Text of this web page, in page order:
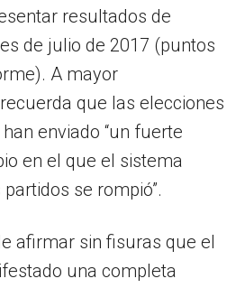
resultados de
de julio de 2017 (puntos
A mayor
que las elecciones
enviado “un fuerte
en el que el sistema
se rompió”.
afirmar sin fisuras que el
una completa